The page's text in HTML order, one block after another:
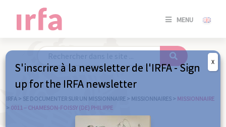
MENU
SE
/
IRFA > SE DOCUMENTER SUR UN MISSIONNAIRE > MISSIONNAIRES > MISSIONNAIRE
> 0011 – CHAMESON-FOISSY (DE) PHILIPPE
S'inscrire à la newsletter de l'IRFA - Sign
up for the IRFA newsletter
X